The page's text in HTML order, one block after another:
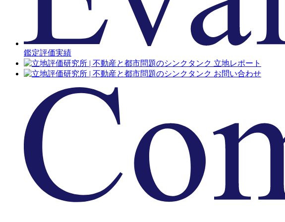
鑑定評価実績
立地レポート
お問い合わせ